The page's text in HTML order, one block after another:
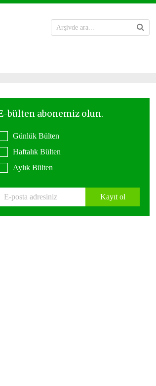
Günlük Bülten
Haftalık Bülten
Aylık Bülten
Kayıt ol